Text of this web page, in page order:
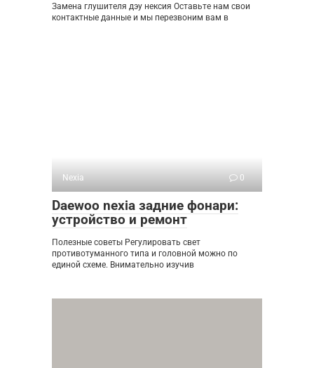
Замена глушителя дэу нексия Оставьте нам свои
контактные данные и мы перезвоним вам в
Nexia 0
Daewoo nexia задние фонари:
устройство и ремонт
Полезные советы Регулировать свет
противотуманного типа и головной можно по
единой схеме. Внимательно изучив